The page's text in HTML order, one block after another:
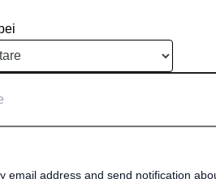
email address and send notification